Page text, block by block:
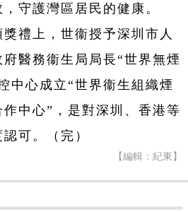
守護灣區居民的健康。
禮上，世衞授予深圳市人
醫務衞生局局長“世界無煙
中心成立“世界衞生組織煙
中心”，是對深圳、香港等
可。（完）
【編輯：紀東】